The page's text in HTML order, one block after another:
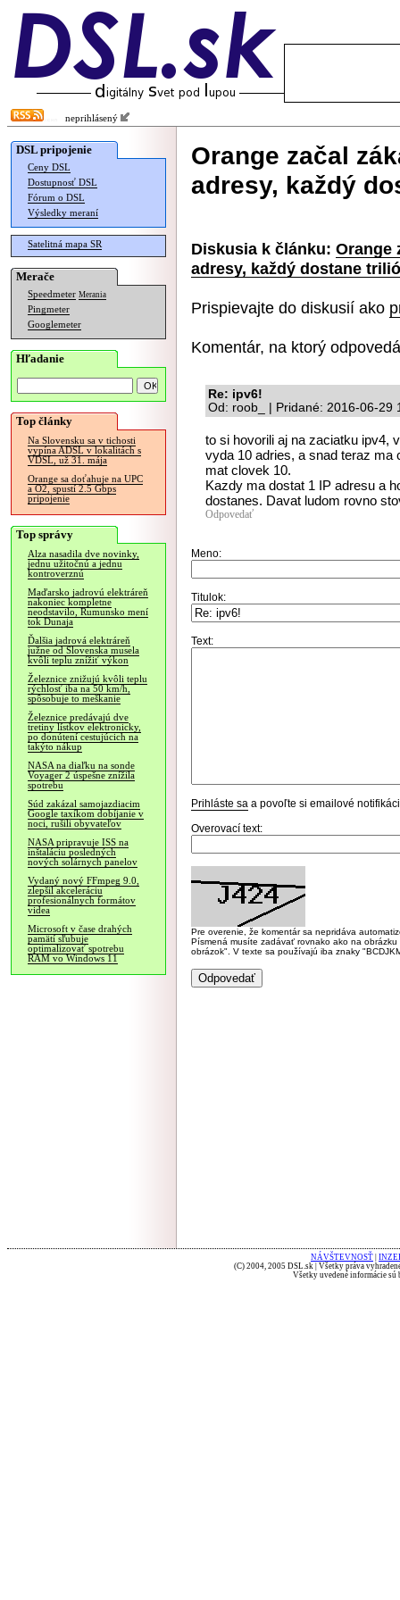
neprihlásený
DSL pripojenie
Ceny DSL
Dostupnosť DSL
Fórum o DSL
Výsledky meraní
Satelitná mapa SR
Merače
Speedmeter Merania
Pingmeter
Googlemeter
Hľadanie
Top články
Na Slovensku sa v tichosti
vypína ADSL v lokalitách s
VDSL, už 31. mája
Orange sa doťahuje na UPC
a O2, spustí 2.5 Gbps
pripojenie
Top správy
Alza nasadila dve novinky,
jednu užitočnú a jednu
kontroverznú
Maďarsko jadrovú elektráreň
nakoniec kompletne
neodstavilo, Rumunsko mení
tok Dunaja
Ďalšia jadrová elektráreň
južne od Slovenska musela
kvôli teplu znížiť výkon
Železnice znižujú kvôli teplu
rýchlosť iba na 50 km/h,
spôsobuje to meškanie
Železnice predávajú dve
tretiny lístkov elektronicky,
po donútení cestujúcich na
takýto nákup
NASA na diaľku na sonde
Voyager 2 úspešne znížila
spotrebu
Súd zakázal samojazdiacim
Google taxíkom dobíjanie v
noci, rušili obyvateľov
NASA pripravuje ISS na
inštaláciu posledných
nových solárnych panelov
Vydaný nový FFmpeg 9.0,
zlepšil akceleráciu
profesionálnych formátov
videa
Microsoft v čase drahých
pamätí sľubuje
optimalizovať spotrebu
RAM vo Windows 11
Orange začal
adresy, každý
Diskusia k článku: Orange
adresy, každý dostane
Prispievajte do diskusií ako
Komentár, na ktorý
Re: ipv6!
Od: roob_ | Pridané: 2016-06-29
to si hovorili aj na zaciatku ipv4,
vyda 10 adries, a snad teraz ma
mat clovek 10.
Kazdy ma dostat 1 IP adresu a
dostanes. Davat ludom rovno
Odpovedať
Meno:
Titulok:
Text:
Prihláste sa a povoľte si emailové
Overovací text:
Pre overenie, že komentár sa nepridáva
Písmená musíte zadávať rovnako ako na
obrázok". V texte sa používajú iba znaky
NÁVŠTEVNOSŤ
(C) 2004, 2005 DSL.sk | Všetky práva
Všetky uvedené informácie sú